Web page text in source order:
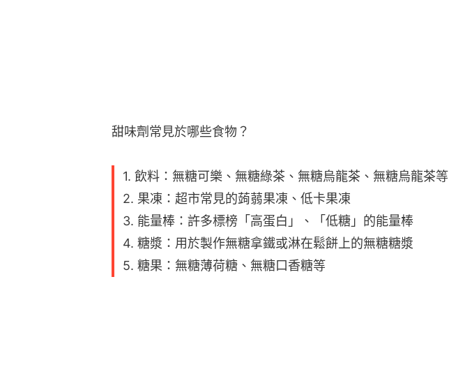
甜味劑常見於哪些食物？
1. 飲料：無糖可樂、無糖綠茶、無糖烏龍茶、無糖烏龍茶等
2. 果凍：超市常見的蒟蒻果凍、低卡果凍
3. 能量棒：許多標榜「高蛋白」、「低糖」的能量棒
4. 糖漿：用於製作無糖拿鐵或淋在鬆餅上的無糖糖漿
5. 糖果：無糖薄荷糖、無糖口香糖等